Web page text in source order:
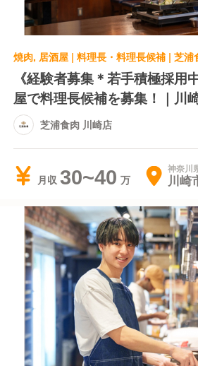
焼肉, 居酒屋 | 料理長・料理長候補 | 芝浦
《経験者募集＊若手積極採用
屋で料理長候補を募集！｜川
芝浦食肉 川崎店
月収 30~40 神奈川
川崎